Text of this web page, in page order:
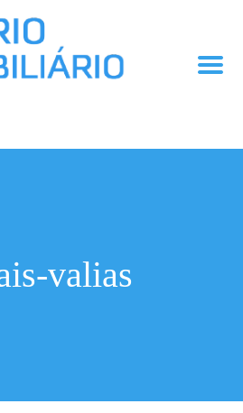
valias